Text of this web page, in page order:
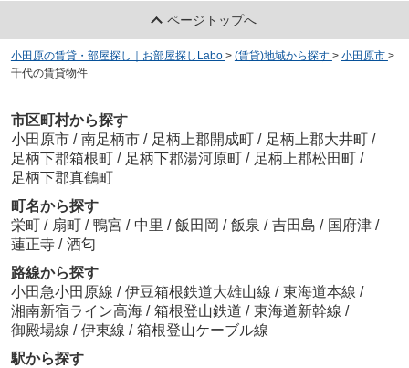
ページトップへ
小田原の賃貸・部屋探し｜お部屋探しLabo > (賃貸)地域から探す > 小田原市 >
千代の賃貸物件
市区町村から探す
小田原市 / 南足柄市 / 足柄上郡開成町 / 足柄上郡大井町 /
足柄下郡箱根町 / 足柄下郡湯河原町 / 足柄上郡松田町 /
足柄下郡真鶴町
町名から探す
栄町 / 扇町 / 鴨宮 / 中里 / 飯田岡 / 飯泉 / 吉田島 / 国府津 /
蓮正寺 / 酒匂
路線から探す
小田急小田原線 / 伊豆箱根鉄道大雄山線 / 東海道本線 /
湘南新宿ライン高海 / 箱根登山鉄道 / 東海道新幹線 /
御殿場線 / 伊東線 / 箱根登山ケーブル線
駅から探す